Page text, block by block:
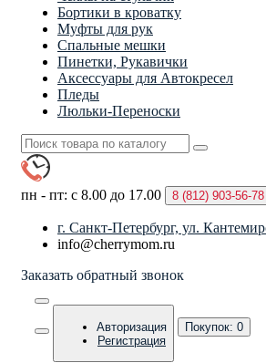
Бортики в кроватку
Муфты для рук
Спальные мешки
Пинетки, Рукавички
Аксессуары для Автокресел
Пледы
Люльки-Переноски
пн - пт: с 8.00 до 17.00 8 (812) 903-56-78
г. Санкт-Петербург, ул.
info@cherrymom.ru
Заказать обратный звонок
Авторизация
Регистрация
Покупок: 0